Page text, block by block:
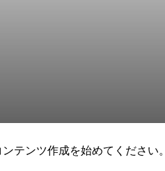
テンツ作成を始めてください。